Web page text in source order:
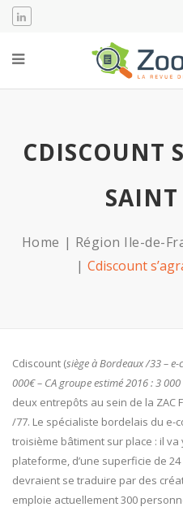
CDISCOUNT
Home Région Ile-de-
Cdiscount
Cdiscount (siège à Bordeaux /33 –
000€ – CA groupe estimé 2016 : 3
deux entrepôts au sein de la ZAC
/77. Le spécialiste bordelais du e-
troisième bâtiment sur place : il
plateforme, d’une superficie de
devraient se traduire par des
emploie actuellement 300